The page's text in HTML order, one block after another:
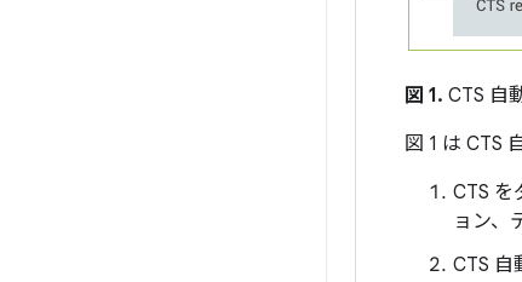
図 1. CTS 自
図 1 は CTS
CTS を
ョン、
CTS 自